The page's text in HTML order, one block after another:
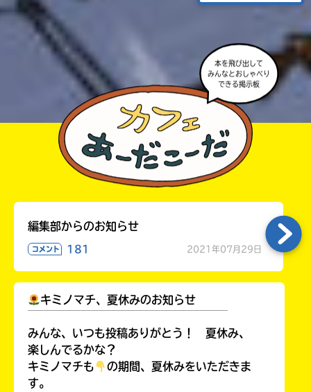
本を飛び出して
みんなとおしゃべり
できる掲示板
編集部からのお知らせ
コメント 181 2021年07月29日
キミノマチ、夏休みのお知らせ
みんな、いつも投稿ありがとう！ 夏休み、
楽しんでるかな？
キミノマチも
の期間、夏休みをいただきま
す。